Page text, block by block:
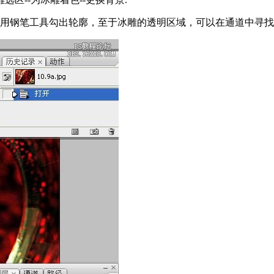
笔工具勾出轮廓，至于冰雕的透明区域，可以在通道中寻找